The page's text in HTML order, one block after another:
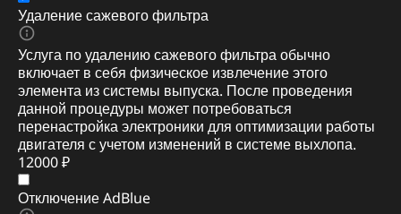
Удаление сажевого фильтра
Услуга по удалению сажевого фильтра обычно
включает в себя физическое извлечение этого
элемента из системы выпуска. После проведения
данной процедуры может потребоваться
перенастройка электроники для оптимизации работы
двигателя с учетом изменений в системе выхлопа.
12000 ₽
Отключение AdBlue